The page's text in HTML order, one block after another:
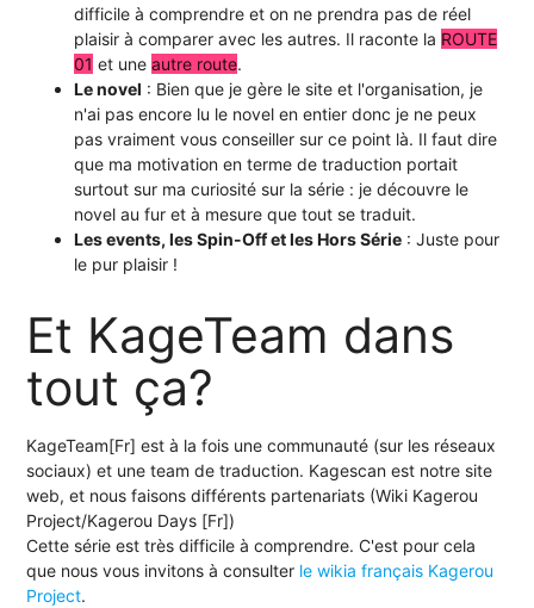
difficile à comprendre et on ne prendra pas de réel
plaisir à comparer avec les autres. Il raconte la ROUTE
01 et uneautre route.
Le novel : Bien que je gère le site et l'organisation, je
n'ai pas encore lu le novel en entier donc je ne peux
pas vraiment vous conseiller sur ce point là. Il faut dire
que ma motivation en terme de traduction portait
surtout sur ma curiosité sur la série : je découvre le
novel au fur et à mesure que tout se traduit.
Les events, les Spin-Off et les Hors Série : Juste pour
le pur plaisir !
Et KageTeam dans
tout ça?
KageTeam[Fr] est à la fois une communauté (sur les réseaux
sociaux) et une team de traduction. Kagescan est notre site
web, et nous faisons différents partenariats (Wiki Kagerou
Project/Kagerou Days [Fr])
Cette série est très difficile à comprendre. C'est pour cela
que nous vous invitons à consulter le wikia français Kagerou
Project.